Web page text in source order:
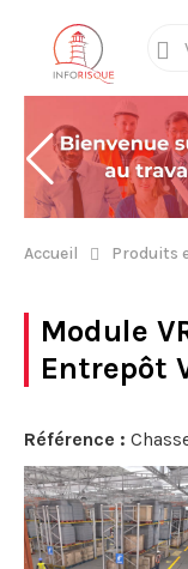
Accueil Produits
Module
Entrepôt
Référence :